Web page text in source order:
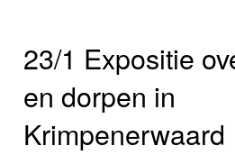
23/1 Expositie
en dorpen in
Krimpenerwaard